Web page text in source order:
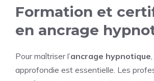
Formation et
en ancrage
Pour maîtriser l’ancrage hypnotique
approfondie est essentielle. Les